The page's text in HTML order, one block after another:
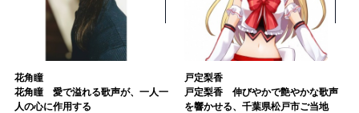
花角瞳
花角瞳 愛で溢れる歌声が、一人一
人の心に作用する
戸定梨香
戸定梨香 伸びやかで艶やかな歌声
を響かせる、千葉県松戸市ご当地